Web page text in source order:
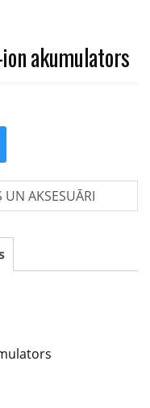
akumulators
UN AKSESUĀRI